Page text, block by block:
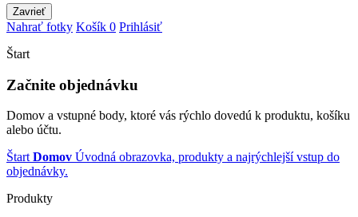
Zavrieť
Nahrať fotky Košík 0 Prihlásiť
Štart
Začnite objednávku
Domov a vstupné body, ktoré vás rýchlo dovedú k produktu, košíku
alebo účtu.
Štart Domov Úvodná obrazovka, produkty a najrýchlejší vstup do
objednávky.
Produkty